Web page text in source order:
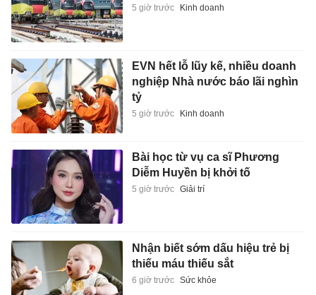
5 giờ trước Kinh doanh
EVN hết lỗ lũy kế, nhiều doanh
nghiệp Nhà nước báo lãi nghìn
tỷ
5 giờ trước Kinh doanh
Bài học từ vụ ca sĩ Phương
Diễm Huyền bị khởi tố
5 giờ trước Giải trí
Nhận biết sớm dấu hiệu trẻ bị
thiếu máu thiếu sắt
6 giờ trước Sức khỏe